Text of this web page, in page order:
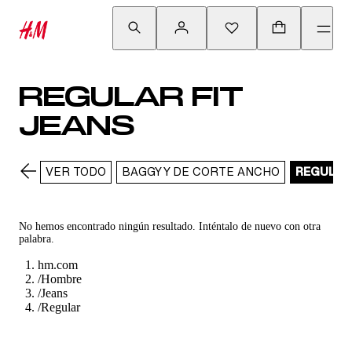
REGULAR FIT
JEANS
VER TODO BAGGY Y DE CORTE ANCHO REGULAR
No hemos encontrado ningún resultado. Inténtalo de nuevo con otra
palabra.
hm.com
/Hombre
/Jeans
/Regular